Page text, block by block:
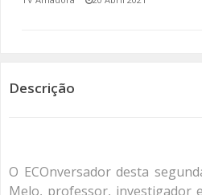
(RE) PENSAMENTOS
Descrição
O ECOnversador desta
Melo, professor, investigador